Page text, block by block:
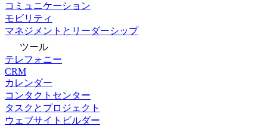
コミュニケーション
モビリティ
マネジメントとリーダーシップ
ツール
テレフォニー
CRM
カレンダー
コンタクトセンター
タスクとプロジェクト
ウェブサイトビルダー